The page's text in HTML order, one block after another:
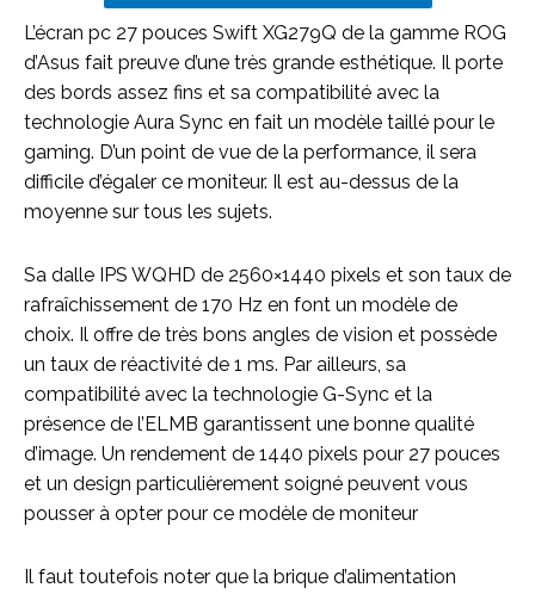
L’écran pc 27 pouces Swift XG279Q de la gamme ROG
d’Asus fait preuve d’une très grande esthétique. Il porte
des bords assez fins et sa compatibilité avec la
technologie Aura Sync en fait un modèle taillé pour le
gaming. D’un point de vue de la performance, il sera
difficile d’égaler ce moniteur. Il est au-dessus de la
moyenne sur tous les sujets.
Sa dalle IPS WQHD de 2560×1440 pixels et son taux de
rafraîchissement de 170 Hz en font un modèle de
choix. Il offre de très bons angles de vision et possède
un taux de réactivité de 1 ms. Par ailleurs, sa
compatibilité avec la technologie G-Sync et la
présence de l’ELMB garantissent une bonne qualité
d’image. Un rendement de 1440 pixels pour 27 pouces
et un design particulièrement soigné peuvent vous
pousser à opter pour ce modèle de moniteur
Il faut toutefois noter que la brique d’alimentation